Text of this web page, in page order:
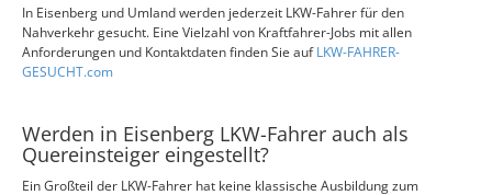
In Eisenberg und Umland werden jederzeit LKW-Fahrer für den
Nahverkehr gesucht. Eine Vielzahl von Kraftfahrer-Jobs mit allen
Anforderungen und Kontaktdaten finden Sie aufLKW-FAHRER-
GESUCHT.com
Werden in Eisenberg LKW-Fahrer auch als
Quereinsteiger eingestellt?
Ein Großteil der LKW-Fahrer hat keine klassische Ausbildung zum